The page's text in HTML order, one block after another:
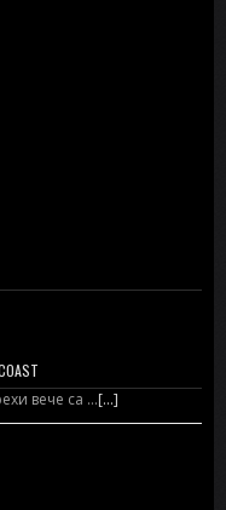
вече са …[...]